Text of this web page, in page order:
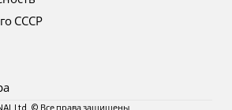
СССР